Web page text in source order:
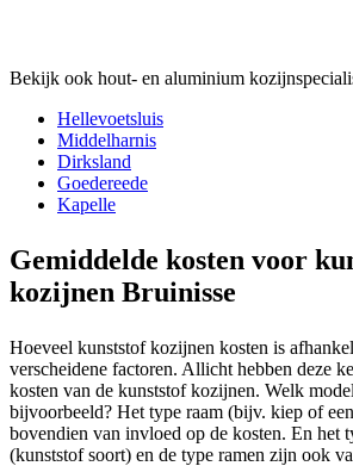
Bekijk ook hout- en aluminium
Hellevoetsluis
Middelharnis
Dirksland
Goedereede
Kapelle
Gemiddelde kosten voor
kozijnen Bruinisse
Hoeveel kunststof kozijnen kosten is
verscheidene factoren. Allicht hebben deze
kosten van de kunststof kozijnen. Welk
bijvoorbeeld? Het type raam (bijv. kiep of
bovendien van invloed op de kosten. En het
(kunststof soort) en de type ramen zijn ook